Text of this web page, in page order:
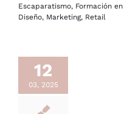
Escaparatismo, Formación en
Diseño, Marketing, Retail
12
03, 2025